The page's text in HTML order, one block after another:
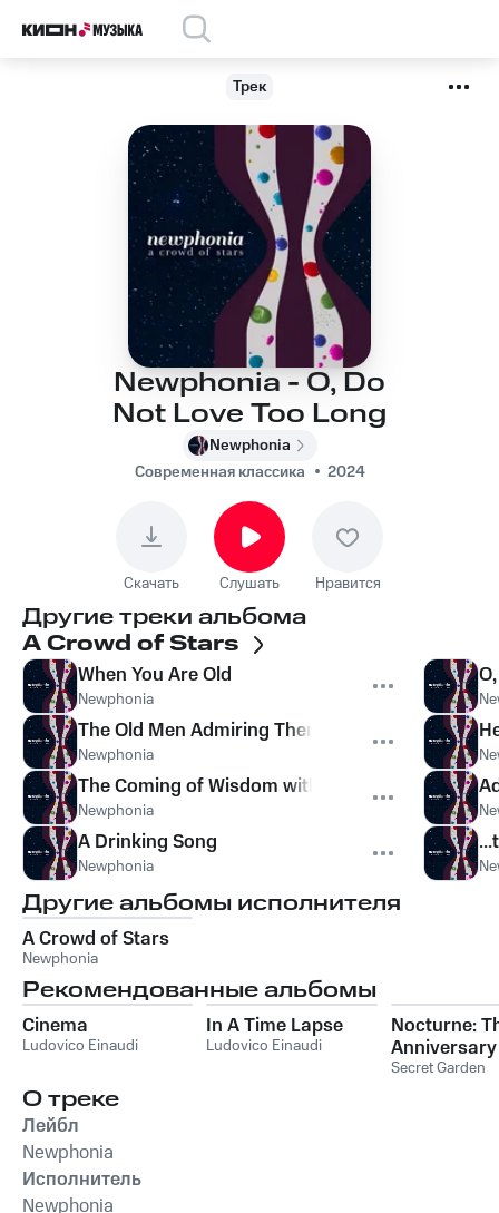
Трек
Newphonia - O, Do
Not Love Too Long
Newphonia
Современная классика
2024
Скачать Слушать Нравится
Другие треки альбома
A Crowd of Stars
When You Are Old
Newphonia
The Old Men Admiring Themselves in the Water
Newphonia
The Coming of Wisdom with Time
Newphonia
A Drinking Song
Newphonia
Другие альбомы исполнителя
A Crowd of Stars
Newphonia
Рекомендованные альбомы
Cinema
Ludovico Einaudi
In A Time Lapse
Ludovico Einaudi
Nocturne:
Anniversary
Collection
Secret Garden
О треке
Лейбл
Newphonia
Исполнитель
Newphonia